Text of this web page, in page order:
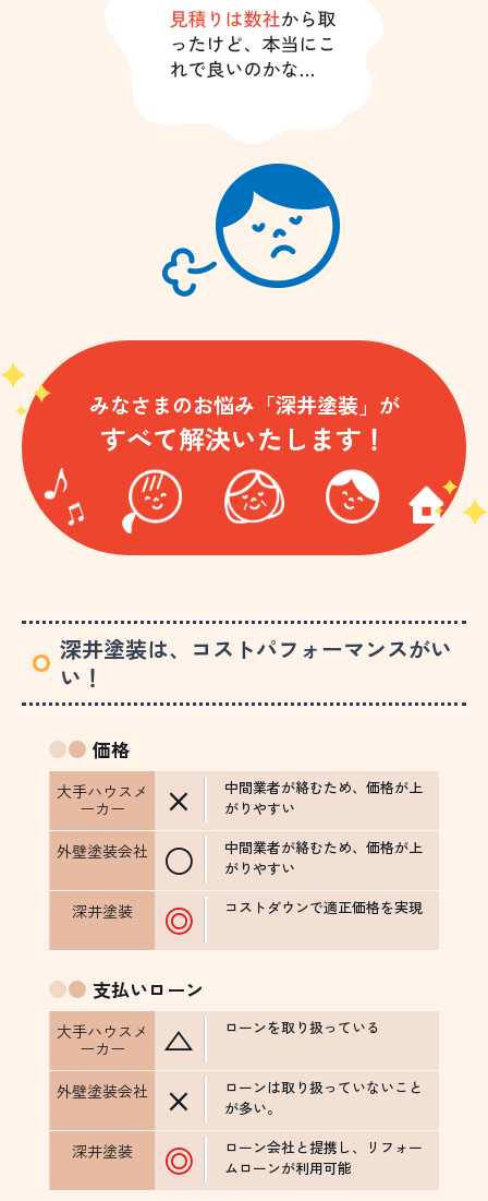
みなさまのお悩み「深井塗装」が
すべて解決いたします！
深井塗装は、コストパフォーマンスがい
い！
価格
×
中間業者が絡むため、価格が上
がりやすい
○
中間業者が絡むため、価格が上
がりやすい
◎ コストダウンで適正価格を実現
支払いローン
△ ローンを取り扱っている
×
ローンは取り扱っていないこと
が多い。
◎
ローン会社と提携し、リフォー
ムローンが利用可能